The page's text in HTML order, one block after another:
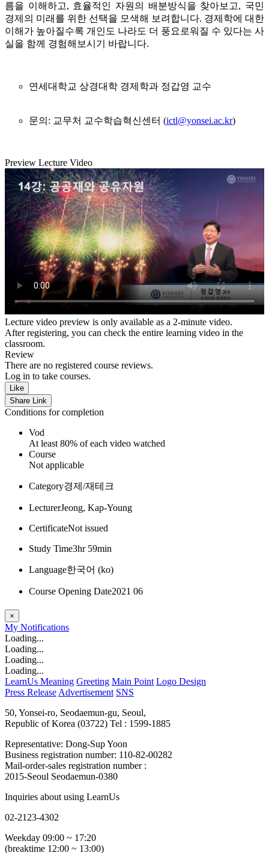
름을 이해하고, 효율적인 자원의 배분방식을 찾아보고, 국민
경제의 미래를 위한 선택을 모색해 보려합니다. 경제학에 대한
이해가 높아질수록 개인도 나라도 더 풍요로워질 수 있다는 사
실을 함께 경험해보시기 바랍니다.
연세대학교 상경대학 경제학과 정갑영 교수
문의: 교무처 교수학습혁신센터 (ictl@yonsei.ac.kr)
Preview Lecture Video
Lecture video preview is only available as a 2-minute video.
After registering, you can check the entire learning video in the
classroom.
Review
There are no registered course reviews.
Log in to take courses.
Like
Share Link
Conditions for completion
Vod
At least 80% of each video watched
Course
Not applicable
Category경제/재테크
LecturerJeong, Kap-Young
CertificateNot issued
Study Time3hr 59min
Language한국어 ‎(ko)‎
Course Opening Date2021 06
×
My Notifications
Loading...
Loading...
Loading...
Loading...
LearnUs Meaning Greeting Main Point Logo Design
Press Release Advertisement SNS
50, Yonsei-ro, Seodaemun-gu, Seoul,
Republic of Korea (03722) Tel : 1599-1885
Representative: Dong-Sup Yoon
Business registration number: 110-82-00282
Mail-order-sales registration number :
2015-Seoul Seodaemun-0380
Inquiries about using LearnUs
02-2123-4302
Weekday 09:00 ~ 17:20
(breaktime 12:00 ~ 13:00)